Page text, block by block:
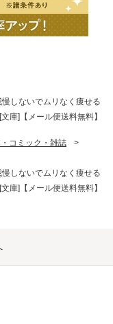
しないでムリなく痩せる
庫]【メール便送料無料】
コミック・雑誌
>
しないでムリなく痩せる
庫]【メール便送料無料】